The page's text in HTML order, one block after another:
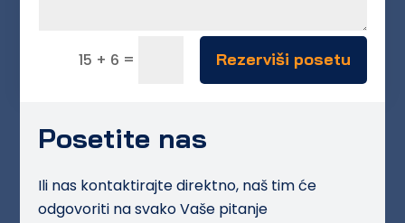
15 + 6 = Rezerviši posetu
Posetite nas
Ili nas kontaktirajte direktno, naš tim će
odgovoriti na svako Vaše pitanje